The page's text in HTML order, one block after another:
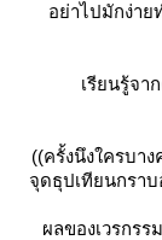
อย่าไปมักง่าย
เรียนรู้จา
((ครั้งนึงใครบา
จุดธุปเทียนกรา
ผลของเวรกรร